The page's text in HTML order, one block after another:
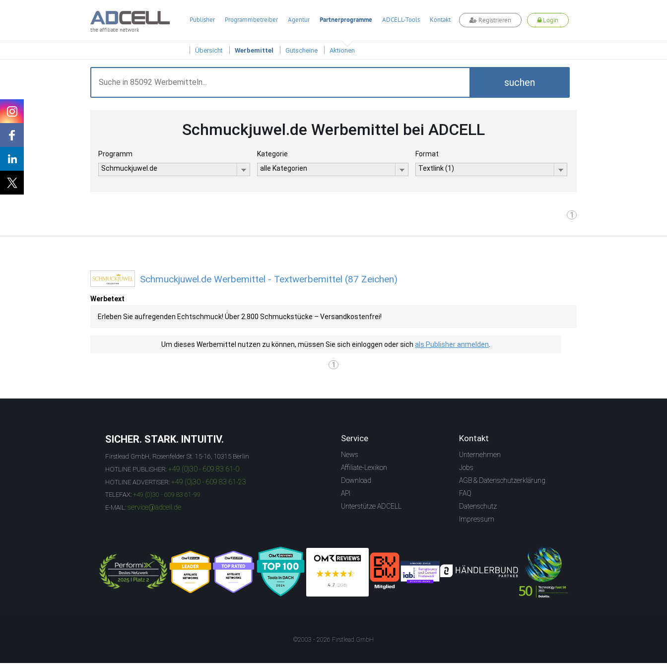
the affiliate network
Publisher Programmbetreiber Agentur Partnerprogramme ADCELL-Tools Kontakt Registrieren Login
Übersicht Werbemittel Gutscheine Aktionen
suchen
Schmuckjuwel.de Werbemittel bei ADCELL
Programm
Schmuckjuwel.de
Kategorie
alle Kategorien
Format
Textlink (1)
1
Schmuckjuwel.de Werbemittel - Textwerbemittel (87 Zeichen)
Werbetext
Erleben Sie aufregenden Echtschmuck! Über 2.800 Schmuckstücke – Versandkostenfrei!
Um dieses Werbemittel nutzen zu können, müssen Sie sich einloggen oder sich als Publisher anmelden
1
SICHER. STARK. INTUITIV.
Firstlead GmbH, Rosenfelder St. 15-16, 10315 Berlin
HOTLINE PUBLISHER: +49 (0)30 - 609 83 61-0
HOTLINE ADVERTISER: +49 (0)30 - 609 83 61-23
TELEFAX: +49 (0)30 - 609 83 61-99
E-MAIL: service@adcell.de
Service
News
Affiliate-Lexikon
Download
API
Unterstütze ADCELL
Kontakt
Unternehmen
Jobs
AGB & Datenschutzerklärung
FAQ
Datenschutz
Impressum
©2003 - 2026 Firstlead GmbH